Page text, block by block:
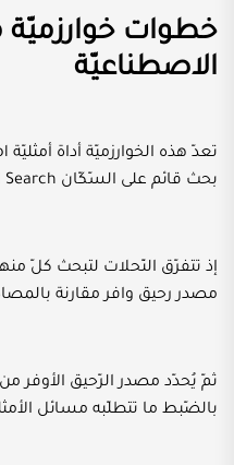
خطوات
الاصطناعيّة
بحث قائم على السّكّان Population-Based Search.
إذ تتفرّق النّحلات لتبحث كلّ
مصدر رحيق وافر مقارنة
ثمّ يُحدّد مصدر الرّحيق الأوفر
بالضّبط ما تتطلّبه مسائل